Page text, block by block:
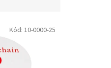
Kód: 10-0000-25